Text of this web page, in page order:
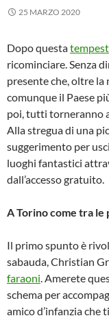
25 MARZO 2020
Dopo questa
ricominciare. Senza
presente che, oltre
comunque il Paese
poi, tutti torneranno
Alla stregua di una
suggerimento per
luoghi fantastici
dall’accesso gratuito.
A Torino come tra le
Il primo spunto è
sabauda, Christian
faraoni. Amerete
schema per
amico d’infanzia che